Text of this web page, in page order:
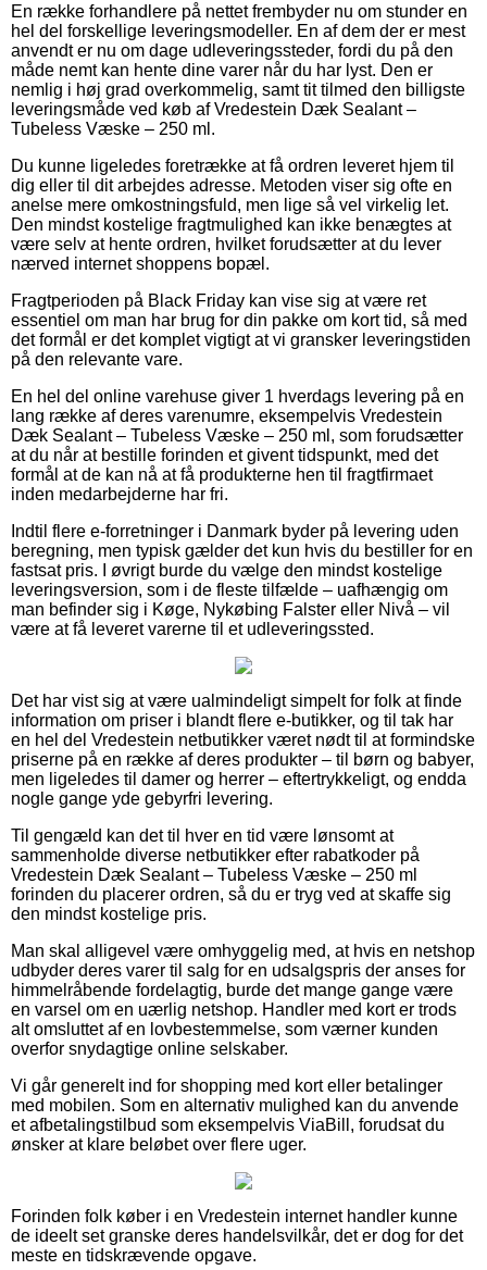
En række forhandlere på nettet frembyder nu om stunder en
hel del forskellige leveringsmodeller. En af dem der er mest
anvendt er nu om dage udleveringssteder, fordi du på den
måde nemt kan hente dine varer når du har lyst. Den er
nemlig i høj grad overkommelig, samt tit tilmed den billigste
leveringsmåde ved køb af Vredestein Dæk Sealant –
Tubeless Væske – 250 ml.
Du kunne ligeledes foretrække at få ordren leveret hjem til
dig eller til dit arbejdes adresse. Metoden viser sig ofte en
anelse mere omkostningsfuld, men lige så vel virkelig let.
Den mindst kostelige fragtmulighed kan ikke benægtes at
være selv at hente ordren, hvilket forudsætter at du lever
nærved internet shoppens bopæl.
Fragtperioden på Black Friday kan vise sig at være ret
essentiel om man har brug for din pakke om kort tid, så med
det formål er det komplet vigtigt at vi gransker leveringstiden
på den relevante vare.
En hel del online varehuse giver 1 hverdags levering på en
lang række af deres varenumre, eksempelvis Vredestein
Dæk Sealant – Tubeless Væske – 250 ml, som forudsætter
at du når at bestille forinden et givent tidspunkt, med det
formål at de kan nå at få produkterne hen til fragtfirmaet
inden medarbejderne har fri.
Indtil flere e-forretninger i Danmark byder på levering uden
beregning, men typisk gælder det kun hvis du bestiller for en
fastsat pris. I øvrigt burde du vælge den mindst kostelige
leveringsversion, som i de fleste tilfælde – uafhængig om
man befinder sig i Køge, Nykøbing Falster eller Nivå – vil
være at få leveret varerne til et udleveringssted.
Det har vist sig at være ualmindeligt simpelt for folk at finde
information om priser i blandt flere e-butikker, og til tak har
en hel del Vredestein netbutikker været nødt til at formindske
priserne på en række af deres produkter – til børn og babyer,
men ligeledes til damer og herrer – eftertrykkeligt, og endda
nogle gange yde gebyrfri levering.
Til gengæld kan det til hver en tid være lønsomt at
sammenholde diverse netbutikker efter rabatkoder på
Vredestein Dæk Sealant – Tubeless Væske – 250 ml
forinden du placerer ordren, så du er tryg ved at skaffe sig
den mindst kostelige pris.
Man skal alligevel være omhyggelig med, at hvis en netshop
udbyder deres varer til salg for en udsalgspris der anses for
himmelråbende fordelagtig, burde det mange gange være
en varsel om en uærlig netshop. Handler med kort er trods
alt omsluttet af en lovbestemmelse, som værner kunden
overfor snydagtige online selskaber.
Vi går generelt ind for shopping med kort eller betalinger
med mobilen. Som en alternativ mulighed kan du anvende
et afbetalingstilbud som eksempelvis ViaBill, forudsat du
ønsker at klare beløbet over flere uger.
Forinden folk køber i en Vredestein internet handler kunne
de ideelt set granske deres handelsvilkår, det er dog for det
meste en tidskrævende opgave.